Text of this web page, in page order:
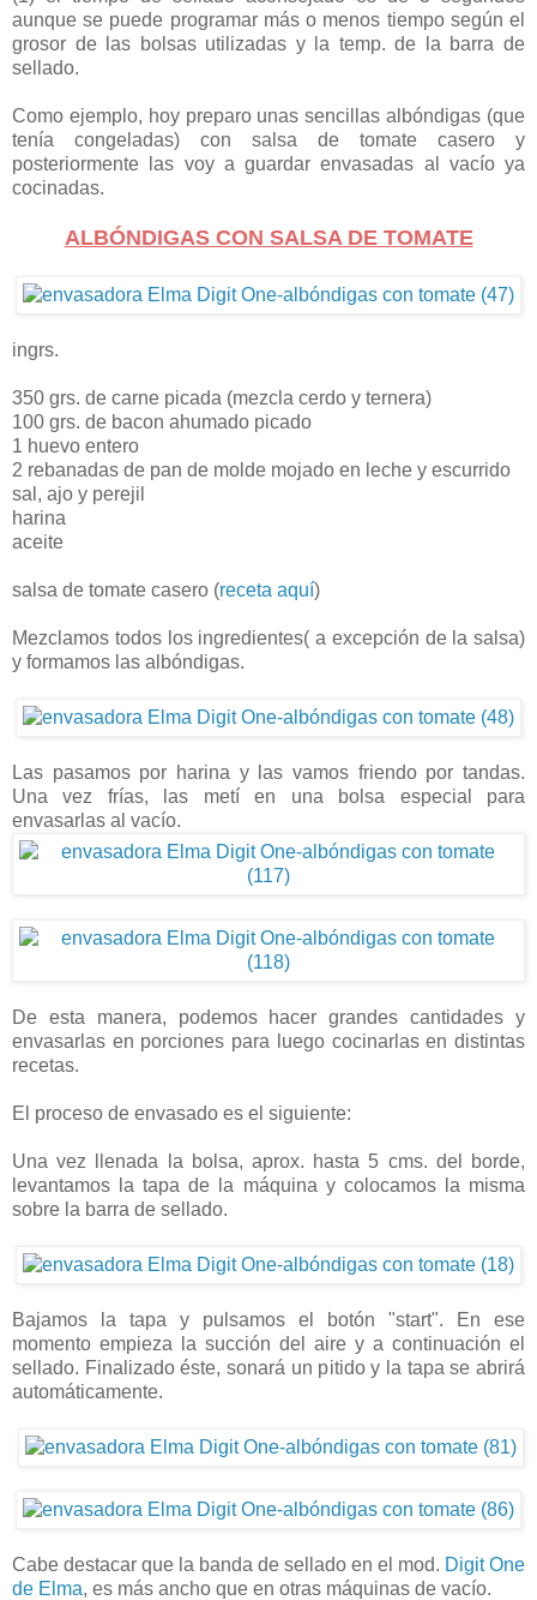
aunque se puede programar más o menos tiempo según el
grosor de las bolsas utilizadas y la temp. de la barra de
sellado.
Como ejemplo, hoy preparo unas sencillas albóndigas (que
tenía congeladas) con salsa de tomate casero y
posteriormente las voy a guardar envasadas al vacío ya
cocinadas.
ALBÓNDIGAS CON SALSA DE TOMATE
ingrs.
350 grs. de carne picada (mezcla cerdo y ternera)
100 grs. de bacon ahumado picado
1 huevo entero
2 rebanadas de pan de molde mojado en leche y escurrido
sal, ajo y perejil
harina
aceite
salsa de tomate casero (receta aquí)
Mezclamos todos los ingredientes( a excepción de la salsa)
y formamos las albóndigas.
Las pasamos por harina y las vamos friendo por tandas.
Una vez frías, las metí en una bolsa especial para
envasarlas al vacío.
De esta manera, podemos hacer grandes cantidades y
envasarlas en porciones para luego cocinarlas en distintas
recetas.
El proceso de envasado es el siguiente:
Una vez llenada la bolsa, aprox. hasta 5 cms. del borde,
levantamos la tapa de la máquina y colocamos la misma
sobre la barra de sellado.
Bajamos la tapa y pulsamos el botón "start". En ese
momento empieza la succión del aire y a continuación el
sellado. Finalizado éste, sonará un pitido y la tapa se abrirá
automáticamente.
Cabe destacar que la banda de sellado en el mod. Digit One
de Elma, es más ancho que en otras máquinas de vacío.